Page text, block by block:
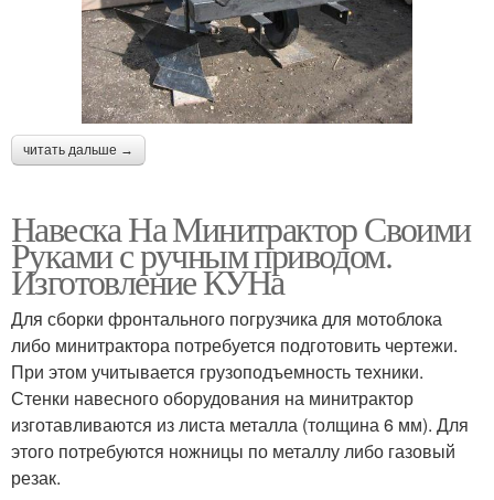
читать дальше →
Навеска На Минитрактор Своими
Руками с ручным приводом.
Изготовление КУНа
Для сборки фронтального погрузчика для мотоблока
либо минитрактора потребуется подготовить чертежи.
При этом учитывается грузоподъемность техники.
Стенки навесного оборудования на минитрактор
изготавливаются из листа металла (толщина 6 мм). Для
этого потребуются ножницы по металлу либо газовый
резак.